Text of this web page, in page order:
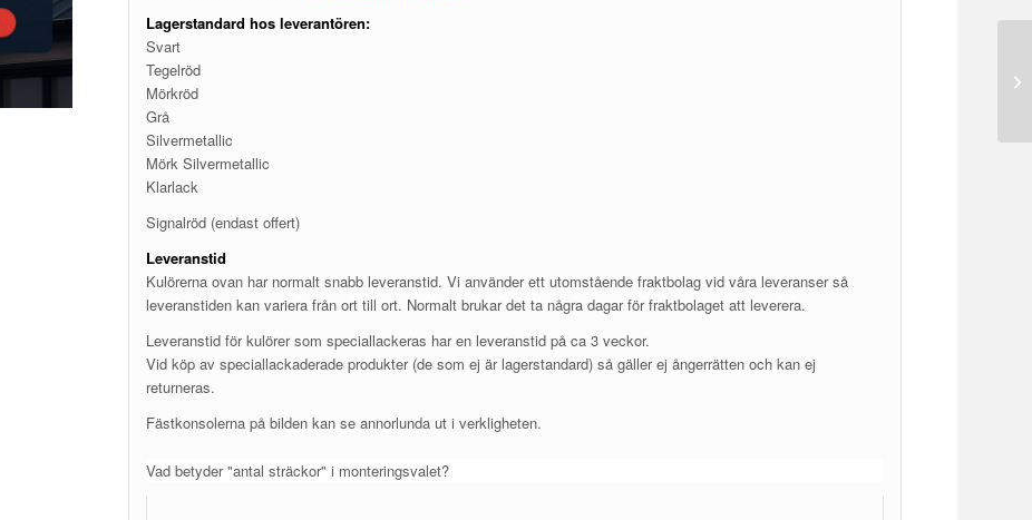
Lagerstandard hos leverantören:
Svart
Tegelröd
Mörkröd
Grå
Silvermetallic
Mörk Silvermetallic
Klarlack
Signalröd (endast offert)
Leveranstid
Kulörerna ovan har normalt snabb leveranstid. Vi använder ett utomstående fraktbolag vid våra leveranser så
leveranstiden kan variera från ort till ort. Normalt brukar det ta några dagar för fraktbolaget att leverera.
Leveranstid för kulörer som speciallackeras har en leveranstid på ca 3 veckor.
Vid köp av speciallackaderade produkter (de som ej är lagerstandard) så gäller ej ångerrätten och kan ej
returneras.
Fästkonsolerna på bilden kan se annorlunda ut i verkligheten.
Vad betyder "antal sträckor" i monteringsvalet?